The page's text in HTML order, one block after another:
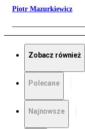
Piotr Mazurkiewicz
Zobacz również
Polecane
Najnowsze